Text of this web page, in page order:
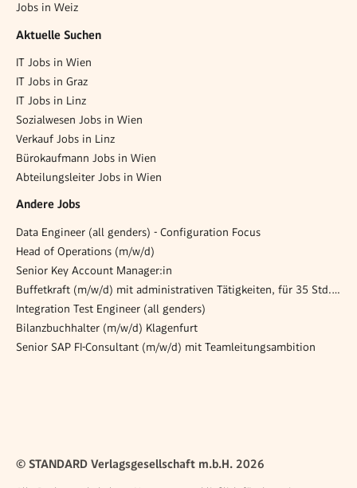
Jobs in Weiz
Aktuelle Suchen
IT Jobs in Wien
IT Jobs in Graz
IT Jobs in Linz
Sozialwesen Jobs in Wien
Verkauf Jobs in Linz
Bürokaufmann Jobs in Wien
Abteilungsleiter Jobs in Wien
Andere Jobs
Data Engineer (all genders) - Configuration Focus
Head of Operations (m/w/d)
Senior Key Account Manager:in
Buffetkraft (m/w/d) mit administrativen Tätigkeiten, für 35 Std. / Woche
Integration Test Engineer (all genders)
Bilanzbuchhalter (m/w/d) Klagenfurt
Senior SAP FI-Consultant (m/w/d) mit Teamleitungsambition
© STANDARD Verlagsgesellschaft m.b.H. 2026